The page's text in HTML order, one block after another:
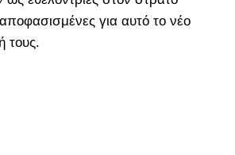
για αυτό το νέο
τους.